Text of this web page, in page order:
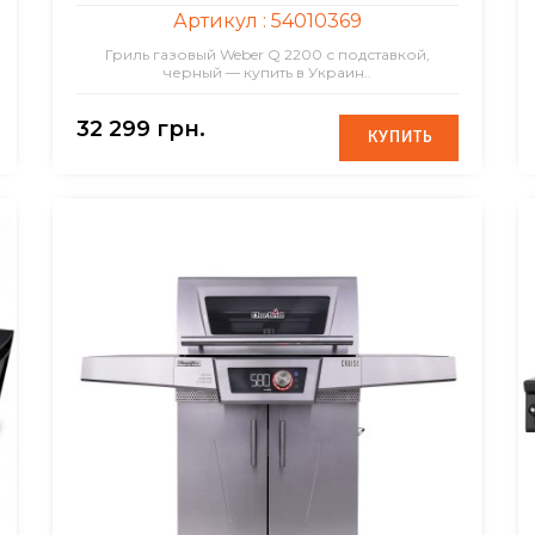
Артикул : 54010369
Гриль газовый Weber Q 2200 с подставкой,
черный — купить в Украин..
32 299 грн. КУПИТЬ
КУПИТЬ